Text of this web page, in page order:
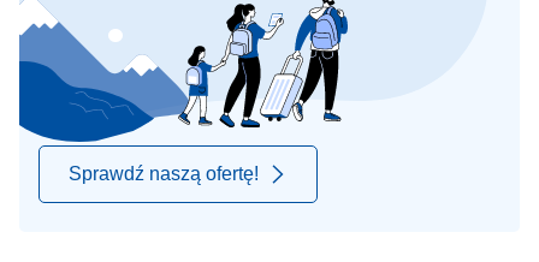
Sprawdź naszą ofertę!